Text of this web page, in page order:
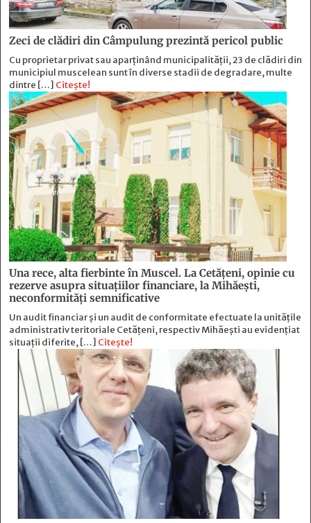
Zeci de clădiri din Câmpulung prezintă pericol public
Cu proprietar privat sau aparținând municipalității, 23 de clădiri din
municipiul muscelean sunt în diverse stadii de degradare, multe
dintre […] Citește!
Una rece, alta fierbinte în Muscel. La Cetăţeni, opinie cu
rezerve asupra situaţiilor financiare, la Mihăeşti,
neconformităţi semnificative
Un audit financiar și un audit de conformitate efectuate la unitățile
administrativ teritoriale Cetățeni, respectiv Mihăești au evidențiat
situații diferite, […] Citește!